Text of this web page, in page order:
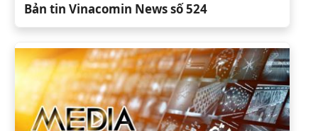
Bản tin Vinacomin News số 524